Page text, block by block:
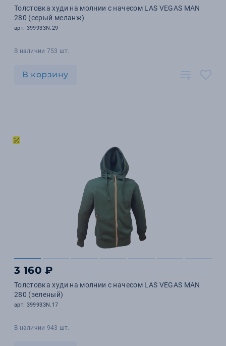
Толстовка худи на молнии с начесом LAS VEGAS MAN
280 (серый меланж)
арт. 399933N.29
В наличии 753 шт.
В корзину
3 160 ₽
Толстовка худи на молнии с начесом LAS VEGAS MAN
280 (зеленый)
арт. 399933N.17
В наличии 943 шт.